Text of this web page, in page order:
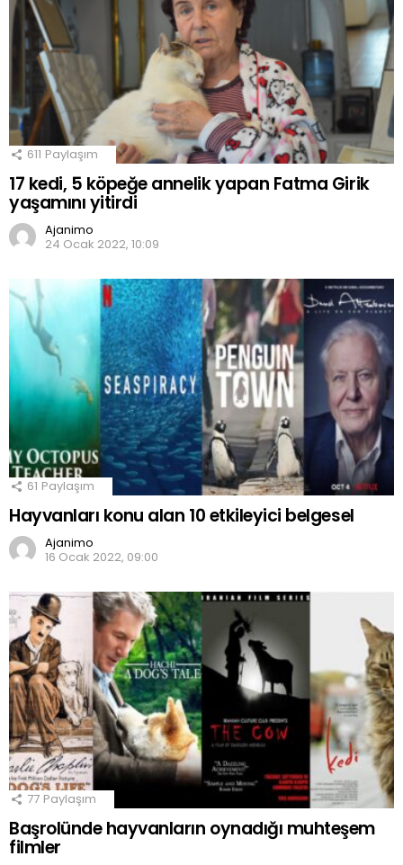
611 Paylaşım
17 kedi, 5 köpeğe annelik yapan Fatma Girik
yaşamını yitirdi
Ajanimo
24 Ocak 2022, 10:09
61 Paylaşım
Hayvanları konu alan 10 etkileyici belgesel
Ajanimo
16 Ocak 2022, 09:00
77 Paylaşım
Başrolünde hayvanların oynadığı muhteşem
filmler